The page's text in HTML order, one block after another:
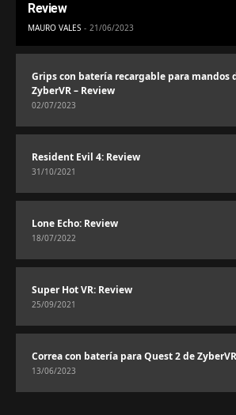
Review
MAURO VALES 21/06/2023
Grips con batería recargable para mandos
ZyberVR – Review
02/07/2023
Resident Evil 4: Review
31/10/2021
Lone Echo: Review
18/07/2022
Super Hot VR: Review
25/09/2021
Correa con batería para Quest 2 de
13/06/2023